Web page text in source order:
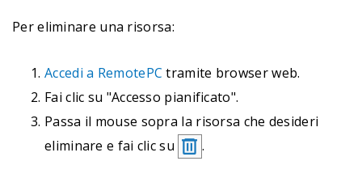
Per eliminare una risorsa:
Accedi a RemotePC tramite browser web.
Fai clic su "Accesso pianificato".
Passa il mouse sopra la risorsa che desideri
eliminare e fai clic su
.